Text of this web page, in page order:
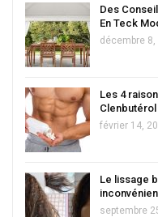
Des
En Teck
décembre 8,
Les 4
Clenbutérol
février 14,
Le lissage
septembre